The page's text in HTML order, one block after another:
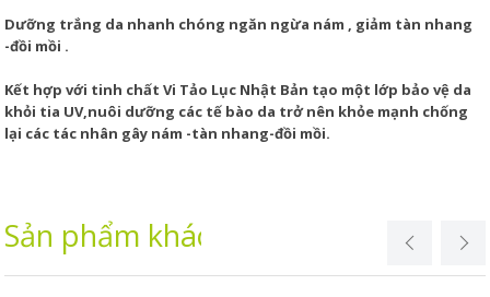
Dưỡng trắng da nhanh chóng ngăn ngừa nám , giảm tàn nhang
-đồi mồi .
Kết hợp với tinh chất Vi Tảo Lục Nhật Bản tạo một lớp bảo vệ da
khỏi tia UV,nuôi dưỡng các tế bào da trở nên khỏe mạnh chống
lại các tác nhân gây nám -tàn nhang-đồi mồi.
Sản phẩm khác